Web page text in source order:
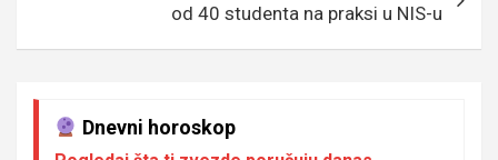
od 40 studenta na praksi u NIS-u
Dnevni horoskop